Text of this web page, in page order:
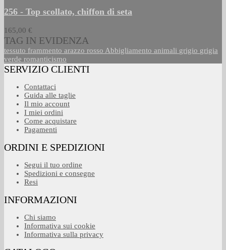
256 - Top scollato, chiffon di seta
165,00 €
TAG IN EVIDENZA
tessuto frammento arazzo rosso Abbigliamento animali grigio grigia
verde romanticismo
SERVIZIO CLIENTI
Contattaci
Guida alle taglie
Il mio account
I miei ordini
Come acquistare
Pagamenti
ORDINI E SPEDIZIONI
Segui il tuo ordine
Spedizioni e consegne
Resi
INFORMAZIONI
Chi siamo
Informativa sui cookie
Informativa sulla privacy